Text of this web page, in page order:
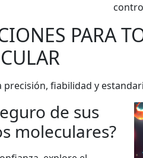
PARA
precisión, fiabilidad y
de sus
moleculares?